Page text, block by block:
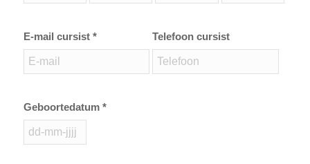
E-mail cursist * Telefoon cursist
Geboortedatum *